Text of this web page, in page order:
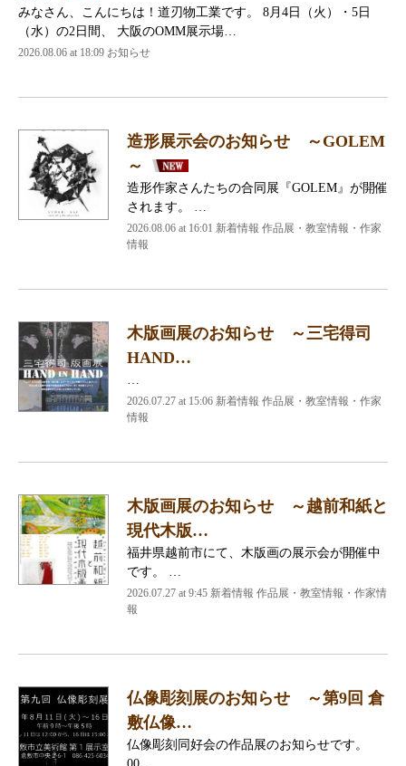
みなさん、こんにちは！道刃物工業です。 8月4日（火）・5日
（水）の2日間、 大阪のOMM展示場…
2026.08.06 at 18:09 お知らせ
造形展示会のお知らせ ～GOLEM
～
造形作家さんたちの合同展『GOLEM』が開催
されます。 …
2026.08.06 at 16:01 新着情報 作品展・教室情報・作家
情報
木版画展のお知らせ ～三宅得司
HAND…
2026.07.27 at 15:06 新着情報 作品展・教室情報・作家
情報
木版画展のお知らせ ～越前和紙と
現代木版…
福井県越前市にて、木版画の展示会が開催中
です。 …
2026.07.27 at 9:45 新着情報 作品展・教室情報・作家情
報
仏像彫刻展のお知らせ ～第9回 倉
敷仏像…
仏像彫刻同好会の作品展のお知らせです。